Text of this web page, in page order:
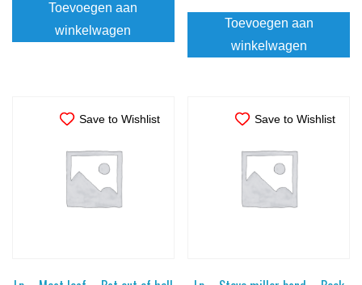
Toevoegen aan
winkelwagen
Toevoegen aan
winkelwagen
Save to Wishlist Save to Wishlist